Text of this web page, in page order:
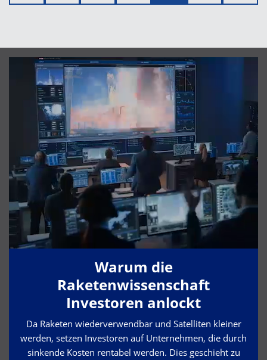
Warum die
Raketenwissenschaft
Investoren anlockt
Da Raketen wiederverwendbar und Satelliten kleiner
werden, setzen Investoren auf Unternehmen, die durch
sinkende Kosten rentabel werden. Dies geschieht zu